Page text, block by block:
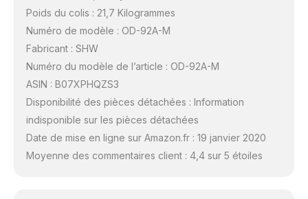
Poids du colis : 21,7 Kilogrammes
Numéro de modèle : OD-92A-M
Fabricant : SHW
Numéro du modèle de l’article : OD-92A-M
ASIN : B07XPHQZS3
Disponibilité des pièces détachées : Information
indisponible sur les pièces détachées
Date de mise en ligne sur Amazon.fr : 19 janvier 2020
Moyenne des commentaires client : 4,4 sur 5 étoiles